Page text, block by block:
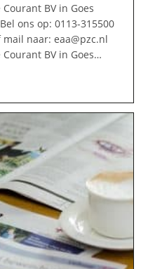
BV in Goes
ons op: 0113-315500
naar: eaa@pzc.nl
BV in Goes…